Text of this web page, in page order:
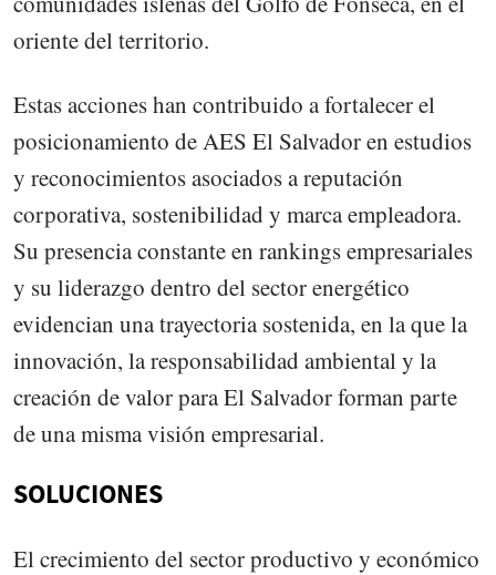
oriente del territorio.
Estas acciones han contribuido a fortalecer el
posicionamiento de AES El Salvador en estudios
y reconocimientos asociados a reputación
corporativa, sostenibilidad y marca empleadora.
Su presencia constante en rankings empresariales
y su liderazgo dentro del sector energético
evidencian una trayectoria sostenida, en la que la
innovación, la responsabilidad ambiental y la
creación de valor para El Salvador forman parte
de una misma visión empresarial.
SOLUCIONES
El crecimiento del sector productivo y económico